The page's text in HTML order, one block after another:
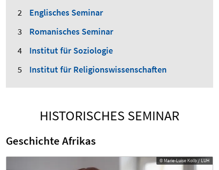
Englisches Seminar
Romanisches Seminar
Institut für Soziologie
Institut für Religionswissenschaften
HISTORISCHES SEMINAR
Geschichte Afrikas
© Marie-Luise Kolb / LUH